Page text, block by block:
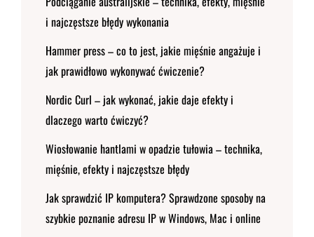
i najczęstsze błędy wykonania
Hammer press – co to jest, jakie mięśnie angażuje i
jak prawidłowo wykonywać ćwiczenie?
Nordic Curl – jak wykonać, jakie daje efekty i
dlaczego warto ćwiczyć?
Wiosłowanie hantlami w opadzie tułowia – technika,
mięśnie, efekty i najczęstsze błędy
Jak sprawdzić IP komputera? Sprawdzone sposoby na
szybkie poznanie adresu IP w Windows, Mac i online